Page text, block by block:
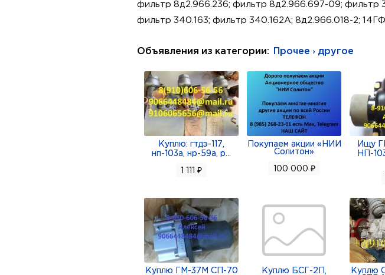
фильтр 8д2.966.236; фильтр 8д2.966.697-09; фильтр
фильтр 340.163; фильтр 340.162А; 8д2.966.018-2;
Объявления из категории: Прочее › другое
Куплю: гтдэ-117,
нп-103а, нр-59а, р
1 111 ₽
Покупаем акции «НИИ
Солитон»
100 000 ₽
Ищу
НП-
Куплю ГМ-37М СП-70 Куплю БСГ-2П, Куплю